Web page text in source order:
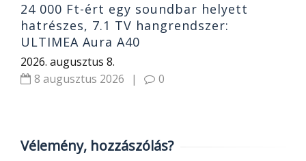
24 000 Ft-ért egy soundbar helyett
hatrészes, 7.1 TV hangrendszer:
ULTIMEA Aura A40
2026. augusztus 8.
8 augusztus 2026
| 0
Vélemény, hozzászólás?